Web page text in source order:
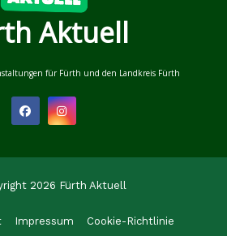
Aktuell
für Fürth und den Landkreis Fürth
2026 Fürth Aktuell
Impressum Cookie-Richtlinie